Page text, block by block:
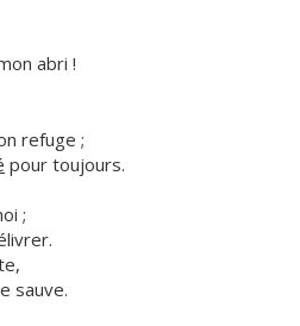
abri !
refuge ;
pour toujours.
;
sauve.